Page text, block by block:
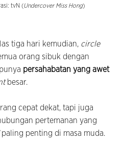
tvN (Undercover Miss Hong)
tiga hari kemudian, circle
orang sibuk dengan
persahabatan yang awet
besar.
cepat dekat, tapi juga
pertemanan yang
paling penting di masa muda.